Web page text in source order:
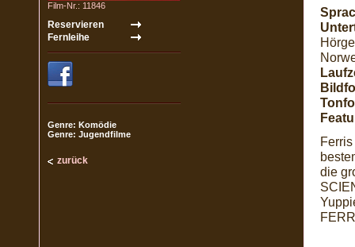
Film-Nr.: 11846
Genre: Komödie
Genre: Jugendfilme
zurück
die